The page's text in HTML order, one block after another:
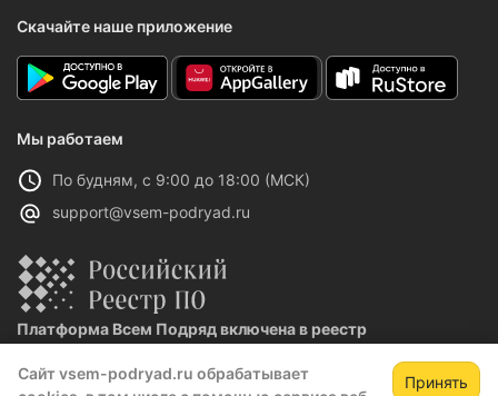
Сайт vsem-podryad.ru обрабатывает
Принять
Скачайте наше приложение
Мы работаем
По будням, с 9:00 до 18:00 (МСК)
support@vsem-podryad.ru
Платформа Всем Подряд включена в реестр
Реестровая запись №32021 от 06.02.2026